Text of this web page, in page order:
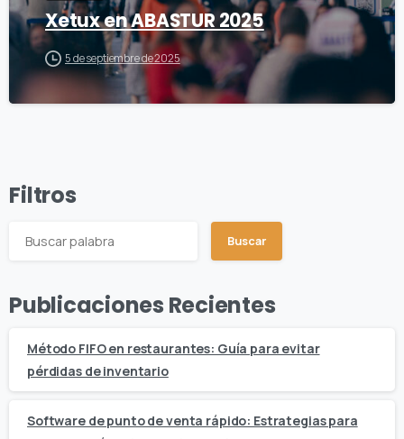
Xetux en ABASTUR 2025
5 de septiembre de 2025
Filtros
Buscar
Publicaciones Recientes
Método FIFO en restaurantes: Guía para evitar
pérdidas de inventario
Software de punto de venta rápido: Estrategias para